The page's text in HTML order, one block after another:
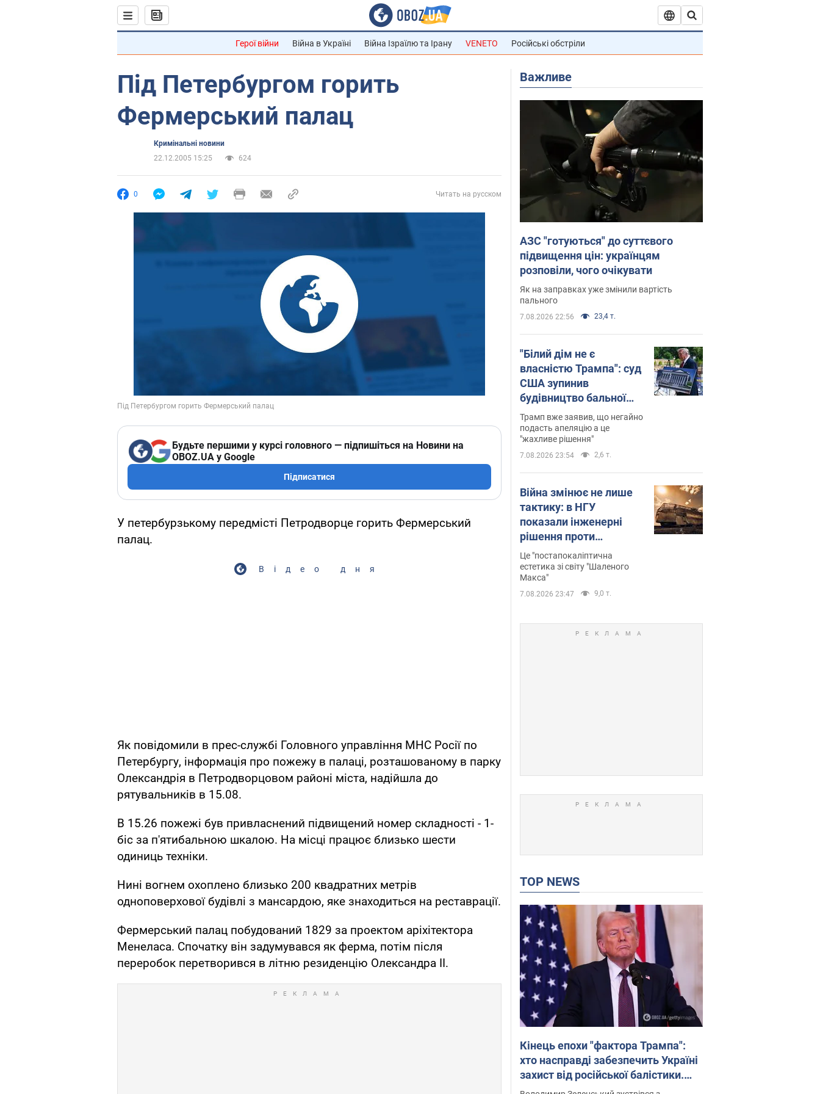
Герої війни Війна в Україні Війна Ізраїлю та Ірану VENETO Російські обстріли
Під Петербургом горить
Фермерський палац
Кримінальні новини
22.12.2005 15:25
624
0 Читать на русском
Будьте першими у курсі головного — підпишіться на Новини на
OBOZ.UA у Google
Підписатися
У петербурзькому передмісті Петродворце горить Фермерський
палац.
Відео дня
Як повідомили в прес-службі Головного управління МНС Росії по
Петербургу, інформація про пожежу в палаці, розташованому в парку
Олександрія в Петродворцовом районі міста, надійшла до
рятувальників в 15.08.
В 15.26 пожежі був привласнений підвищений номер складності - 1-
біс за п'ятибальною шкалою. На місці працює близько шести
одиниць техніки.
Нині вогнем охоплено близько 200 квадратних метрів
одноповерхової будівлі з мансардою, яке знаходиться на реставрації.
Фермерський палац побудований 1829 за проектом аріхітектора
Менеласа. Спочатку він задумувався як ферма, потім після
переробок перетворився в літню резиденцію Олександра II.
Важливе
АЗС "готуються" до суттєвого
підвищення цін: українцям
розповіли, чого очікувати
Як на заправках уже змінили вартість
пального
7.08.2026 22:56 23,4 т.
"Білий дім не є
власністю Трампа": суд
США зупинив
будівництво бальної
зали за $400 млн
Трамп вже заявив, що негайно
подасть апеляцію а це
"жахливе рішення"
7.08.2026 23:54 2,6 т.
Війна змінює не лише
тактику: в НГУ
показали інженерні
рішення проти
російських FPV-дронів.
Фото
Це "постапокаліптична
естетика зі світу "Шаленого
Макса"
7.08.2026 23:47 9,0 т.
TOP NEWS
Кінець епохи "фактора Трампа":
хто насправді забезпечить Україні
захист від російської балістики.
Інтерв’ю з Безсмертним